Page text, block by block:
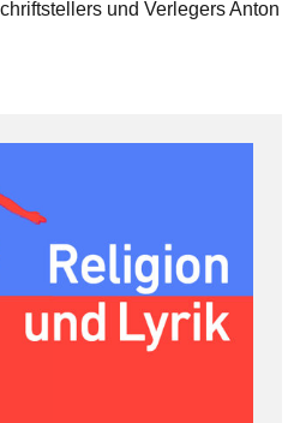
und Verlegers Anton